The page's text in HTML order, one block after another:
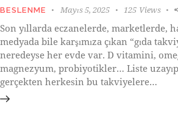
BESLENME Mayıs 5, 2025 125 Views
Son yıllarda eczanelerde, marketlerde,
medyada bile karşımıza çıkan “gıda
neredeyse her evde var. D vitamini,
magnezyum, probiyotikler… Liste
gerçekten herkesin bu takviyelere…